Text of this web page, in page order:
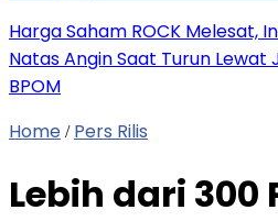
Harga Saham ROCK Melesat,
Natas Angin Saat Turun Lewat
BPOM
Home / Pers Rilis
Lebih dari